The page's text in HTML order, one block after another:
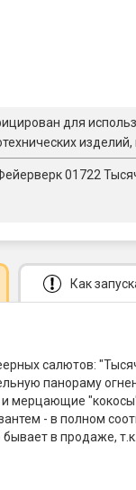
для
01722
Как
салютов:
панораму
мерцающие
- в полном
в продаже,